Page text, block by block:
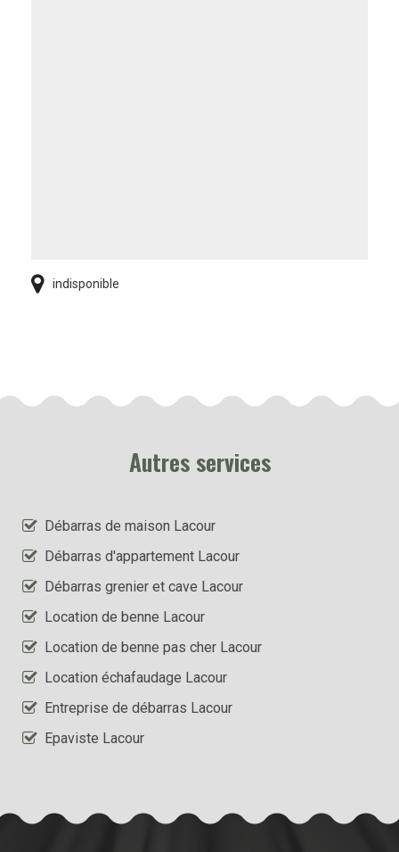
indisponible
Autres services
Débarras de maison Lacour
Débarras d'appartement Lacour
Débarras grenier et cave Lacour
Location de benne Lacour
Location de benne pas cher Lacour
Location échafaudage Lacour
Entreprise de débarras Lacour
Epaviste Lacour